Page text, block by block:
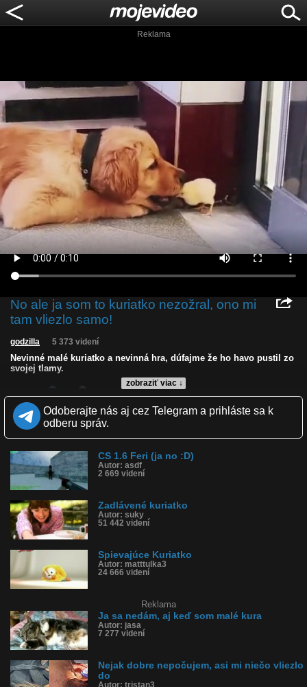
Reklama
No ale ja som to kuriatko nezožral, ono mi
tam vliezlo samo!
zobraziť viac ↓
godzilla 5 373 videní
Nevinné malé kuriatko a nevinná hra, dúfajme že ho havo pustil zo
svojej tlamy.
Zverejnené: 21.5.2026 15:23
Páči sa: 82% (17 hlasov)
Obľúbené: 4
Komentárov: 3
Kategória: zvieratká
Tagy: vliezlo mi samo, nevinná hra, nevinné kuriatko, kuriatko v
papuli
História sledovanosti videa:
Odoberajte nás aj cez Telegram a prihláste sa k
odberu správ.
CS 1.6 Feri (ja no :D)
Autor: asdf
2 669 videní
Zadlávené kuriatko
Autor: suky
51 442 videní
Spievajúce Kuriatko
Autor: matttulka3
24 666 videní
Reklama
Ja sa nedám, aj keď som malé kura
Autor: jasa
7 277 videní
Nejak dobre nepočujem, asi mi niečo vliezlo
do
Autor: tristan3